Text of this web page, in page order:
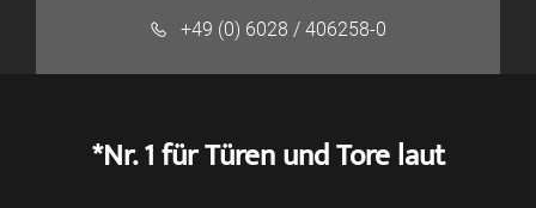
+49 (0) 6028 / 406258-0
*Nr. 1 für Türen und Tore laut